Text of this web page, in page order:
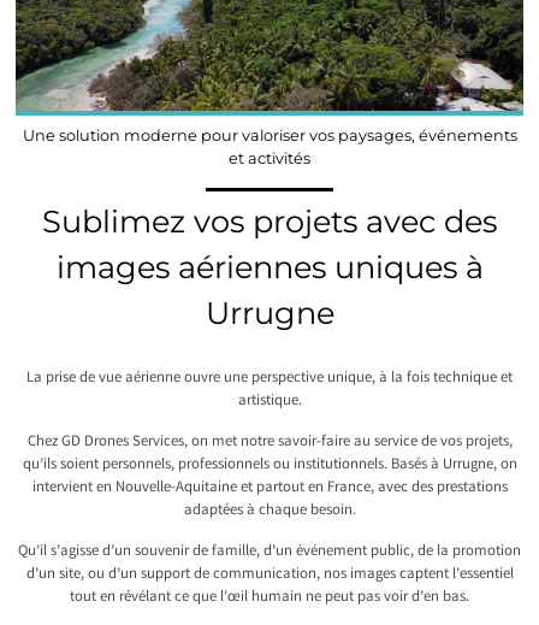
Une solution moderne pour valoriser vos paysages, événements
et activités
Sublimez vos projets avec des
images aériennes uniques à
Urrugne
La prise de vue aérienne ouvre une perspective unique, à la fois technique et
artistique.
Chez GD Drones Services, on met notre savoir-faire au service de vos projets,
qu’ils soient personnels, professionnels ou institutionnels. Basés à Urrugne, on
intervient en Nouvelle-Aquitaine et partout en France, avec des prestations
adaptées à chaque besoin.
Qu’il s’agisse d’un souvenir de famille, d’un événement public, de la promotion
d’un site, ou d’un support de communication, nos images captent l’essentiel
tout en révélant ce que l’œil humain ne peut pas voir d’en bas.